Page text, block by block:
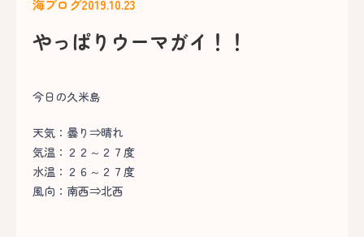
海ブログ2019.10.23
やっぱりウーマガイ！！
今日の久米島
天気：曇り⇒晴れ
気温：２２～２７度
水温：２６～２７度
風向：南西⇒北西